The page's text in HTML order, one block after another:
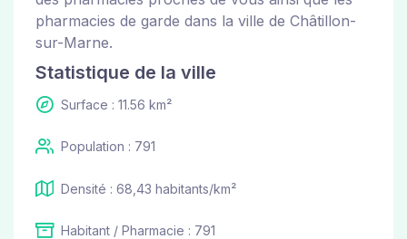
pharmacies de garde dans la ville de Châtillon-
sur-Marne.
Statistique de la ville
Surface : 11.56 km²
Population : 791
Densité : 68,43 habitants/km²
Habitant / Pharmacie : 791